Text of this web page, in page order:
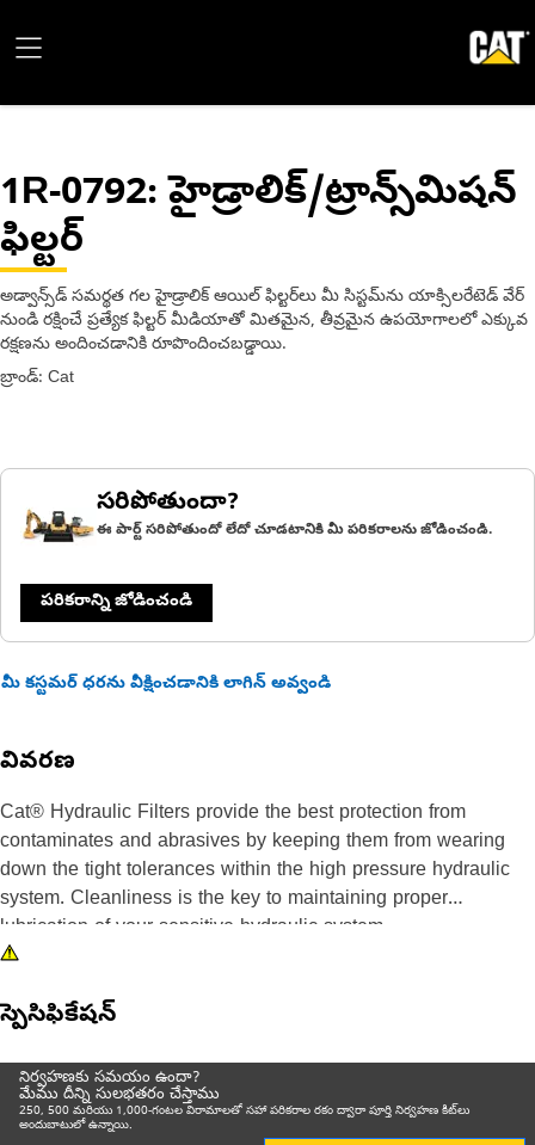
1R-0792: హైడ్రాలిక్/ట్రాన్స్‌మిషన్
ఫిల్టర్
అడ్వాన్స్‌డ్ సమర్థత గల హైడ్రాలిక్ ఆయిల్ ఫిల్టర్‌లు మీ సిస్టమ్‌ను యాక్సిలరేటెడ్ వేర్
నుండి రక్షించే ప్రత్యేక ఫిల్టర్ మీడియాతో మితమైన, తీవ్రమైన ఉపయోగాలలో ఎక్కువ
రక్షణను అందించడానికి రూపొందించబడ్డాయి.
బ్రాండ్: Cat
సరిపోతుందా?
ఈ పార్ట్ సరిపోతుందో లేదో చూడటానికి మీ పరికరాలను జోడించండి.
పరికరాన్ని జోడించండి
మీ కస్టమర్ ధరను వీక్షించడానికి లాగిన్ అవ్వండి
వివరణ
Cat® Hydraulic Filters provide the best protection from
contaminates and abrasives by keeping them from wearing
down the tight tolerances within the high pressure hydraulic
system. Cleanliness is the key to maintaining proper
lubrication of your sensitive hydraulic system.
స్పెసిఫికేషన్
నిర్వహణకు సమయం ఉందా?
మేము దీన్ని సులభతరం చేస్తాము
250, 500 మరియు 1,000-గంటల విరామాలతో సహా పరికరాల రకం ద్వారా పూర్తి నిర్వహణ కిట్‌లు
అందుబాటులో ఉన్నాయి.